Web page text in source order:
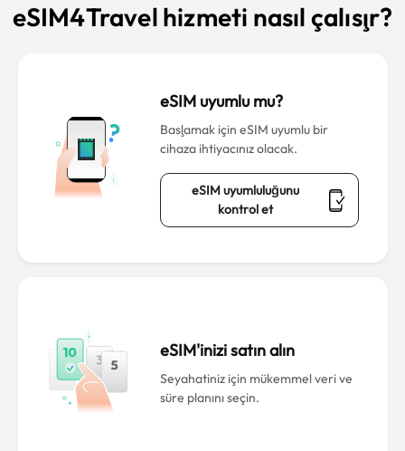
eSIM4Travel hizmeti nasıl çalışır?
eSIM uyumlu mu?
Başlamak için eSIM uyumlu bir
cihaza ihtiyacınız olacak.
eSIM uyumluluğunu
kontrol et
eSIM'inizi satın alın
Seyahatiniz için mükemmel veri ve
süre planını seçin.